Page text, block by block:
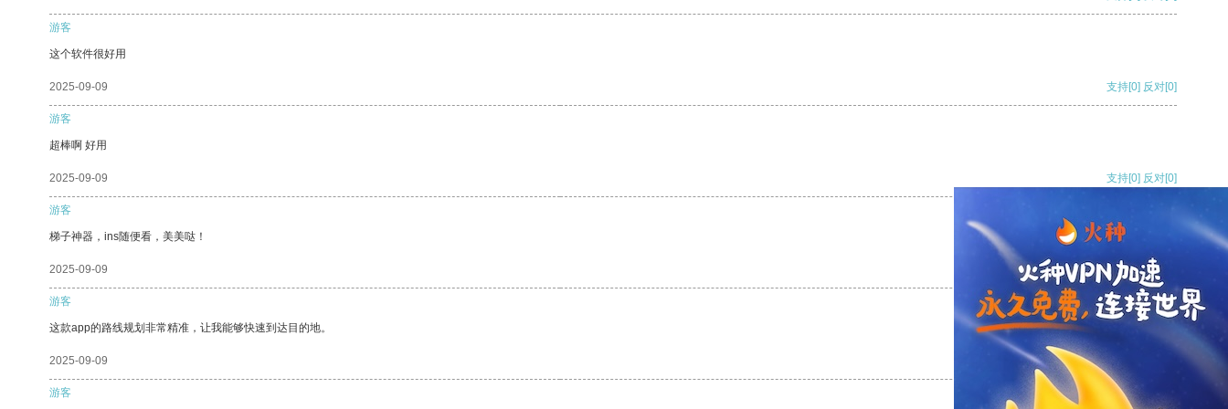
游客
这个软件很好用
2025-09-09 支持[0] 反对[0]
游客
超棒啊 好用
2025-09-09 支持[0] 反对[0]
游客
梯子神器，ins随便看，美美哒！
2025-09-09 支持[0] 反对
游客
这款app的路线规划非常精准，让我能够快速到达目的地。
2025-09-09 支持
游客